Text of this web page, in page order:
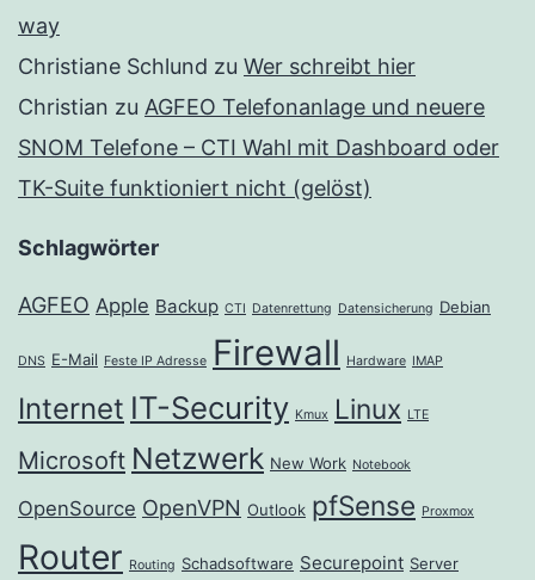
way
Christiane Schlund zu Wer schreibt hier
Christian zu AGFEO Telefonanlage und neuere
SNOM Telefone – CTI Wahl mit Dashboard oder
TK-Suite funktioniert nicht (gelöst)
Schlagwörter
AGFEO Apple Backup CTI Datenrettung Datensicherung Debian
DNS E-Mail Feste IP Adresse Firewall Hardware IMAP
Internet IT-Security Kmux Linux LTE
Microsoft Netzwerk New Work Notebook
OpenSource OpenVPN Outlook pfSense Proxmox
Router Routing Schadsoftware Securepoint Server